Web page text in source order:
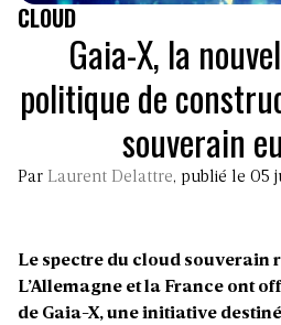
CLOUD
Gaia-X, la
politique de
souverain
Par Laurent Delattre, publié le 05
Le spectre du cloud souverain
L’Allemagne et la France ont
de Gaia-X, une initiative